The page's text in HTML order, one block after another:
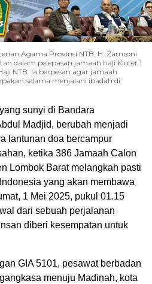
Agama Provinsi NTB, H. Zamroni
dalam pelepasan jamaah haji Kloter 1
NTB. Ia berpesan agar jamaah
selama menjalani ibadah di
sunyi di Bandara
Madjid, berubah menjadi
lantunan doa bercampur
ketika 386 Jamaah Calon
Lombok Barat melangkah pasti
yang akan membawa
1 Mei 2025, pukul 01.15
dari sebuah perjalanan
diberi kesempatan untuk
GIA 5101, pesawat berbadan
menuju Madinah, kota